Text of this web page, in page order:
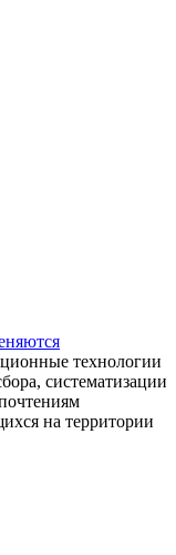
технологии
систематизации
на территории